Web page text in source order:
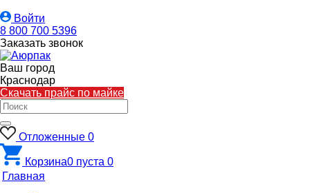
Войти
8 800 700 5396
Заказать звонок
Ваш город
Краснодар
Скачать прайс по майке
Отложенные 0
Корзина0 пуста 0
Главная